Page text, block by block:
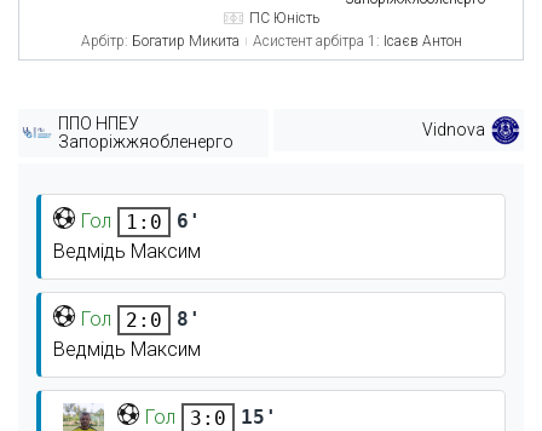
ПС Юність
Арбітр: Богатир Микита Асистент арбітра 1: Ісаєв Антон
ППО НПЕУ
Запоріжжяобленерго
Vidnova
Гол 1:0
6'
Ведмідь Максим
Гол 2:0
8'
Ведмідь Максим
Гол 3:0
15'